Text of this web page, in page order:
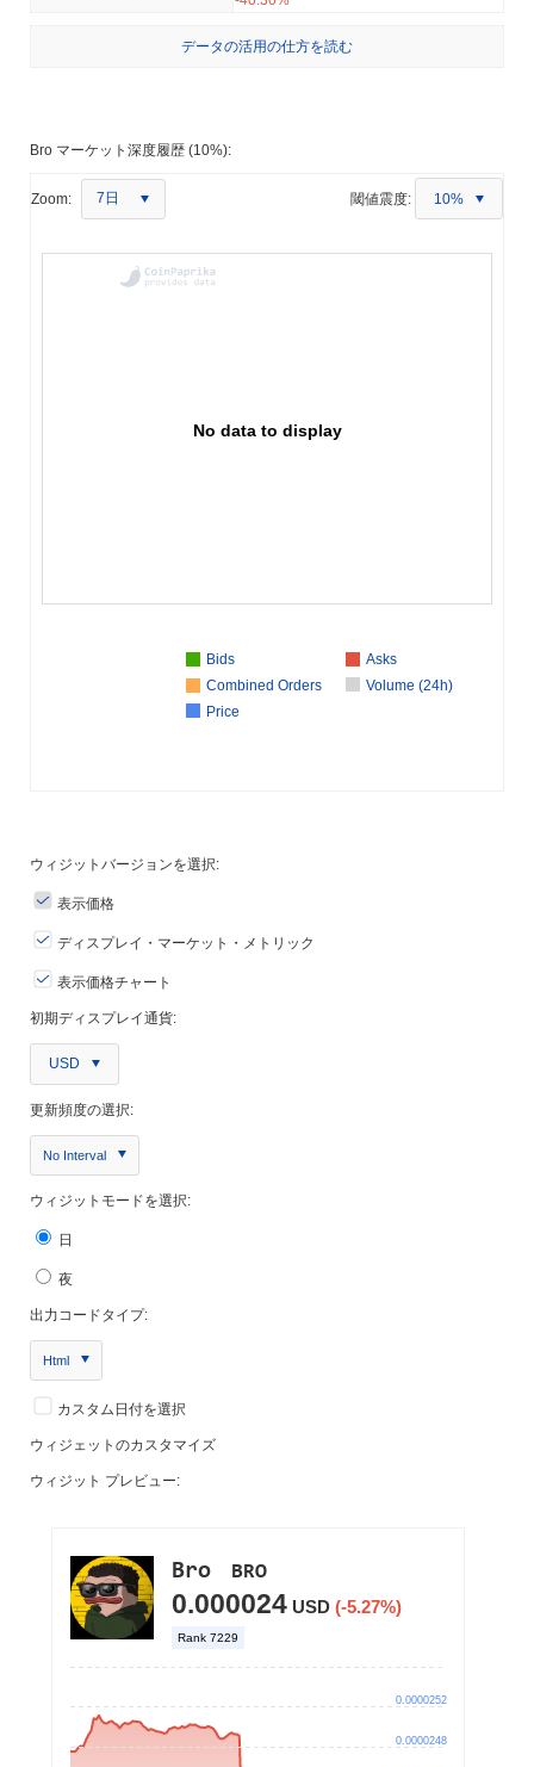
データの活用の仕方を読む
Bro マーケット深度履歴 (10%):
Zoom: 7日 閾値震度: 10%
No data to display
Bids
Asks
Combined Orders
Volume (24h)
Price
ウィジットバージョンを選択:
表示価格
ディスプレイ・マーケット・メトリック
表示価格チャート
初期ディスプレイ通貨:
USD
更新頻度の選択:
No Interval
ウィジットモードを選択:
日
夜
出力コードタイプ:
Html
カスタム日付を選択
ウィジェットのカスタマイズ
ウィジット プレビュー: